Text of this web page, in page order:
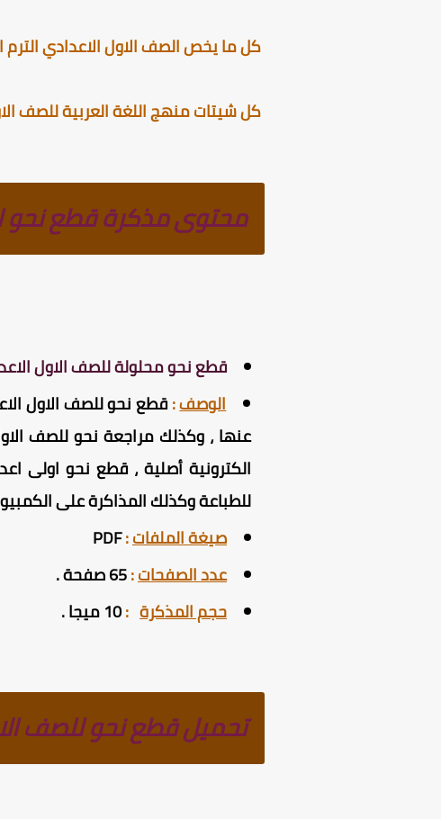
كل ما يخص الصف الاول الاعدادي الترم
كل شيتات منهج اللغة العربية للصف
محتوى مذكرة قطع نحو
قطع نحو محلولة للصف الاول
الوصف:قطع نحو للصف الاول
الكترونية أصلية ، قطع نحو اولى
للطباعة وكذلك المذاكرة على
صيغة الملفات:
PDF
عدد الصفحات:
حجم المذكرة :10 ميجا .
تحميل قطع نحو للصف